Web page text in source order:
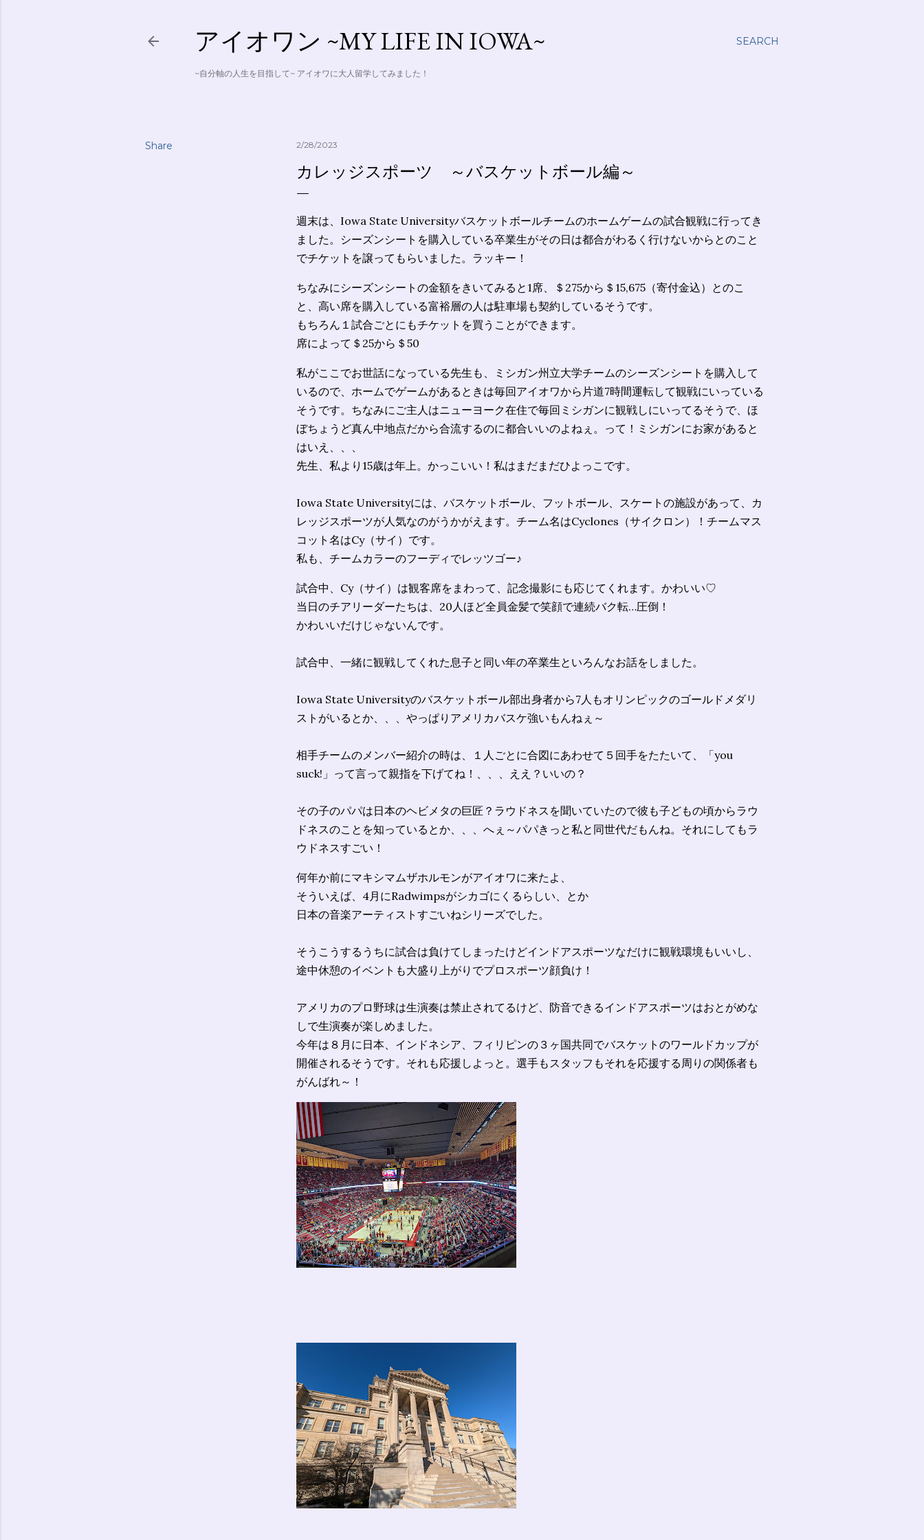
SEARCH
アイオワン ~MY LIFE IN IOWA~
~自分軸の人生を目指して~ アイオワに大人留学してみました！
Share 2/28/2023
カレッジスポーツ ～バスケットボール編～
週末は、Iowa State Universityバスケットボールチームのホームゲームの試合観戦に行ってき
ました。シーズンシートを購入している卒業生がその日は都合がわるく行けないからとのこと
でチケットを譲ってもらいました。ラッキー！
ちなみにシーズンシートの金額をきいてみると1席、＄275から＄15,675（寄付金込）とのこ
と、高い席を購入している富裕層の人は駐車場も契約しているそうです。
もちろん１試合ごとにもチケットを買うことができます。
席によって＄25から＄50
私がここでお世話になっている先生も、ミシガン州立大学チームのシーズンシートを購入して
いるので、ホームでゲームがあるときは毎回アイオワから片道7時間運転して観戦にいっている
そうです。ちなみにご主人はニューヨーク在住で毎回ミシガンに観戦しにいってるそうで、ほ
ぼちょうど真ん中地点だから合流するのに都合いいのよねぇ。って！ミシガンにお家があると
はいえ、、、
先生、私より15歳は年上。かっこいい！私はまだまだひよっこです。
Iowa State Universityには、バスケットボール、フットボール、スケートの施設があって、カ
レッジスポーツが人気なのがうかがえます。チーム名はCyclones（サイクロン）！チームマス
コット名はCy（サイ）です。
私も、チームカラーのフーディでレッツゴー♪
試合中、Cy（サイ）は観客席をまわって、記念撮影にも応じてくれます。かわいい♡
当日のチアリーダーたちは、20人ほど全員金髪で笑顔で連続バク転…圧倒！
かわいいだけじゃないんです。
試合中、一緒に観戦してくれた息子と同い年の卒業生といろんなお話をしました。
Iowa State Universityのバスケットボール部出身者から7人もオリンピックのゴールドメダリ
ストがいるとか、、、やっぱりアメリカバスケ強いもんねぇ～
相手チームのメンバー紹介の時は、１人ごとに合図にあわせて５回手をたたいて、「you
suck!」って言って親指を下げてね！、、、ええ？いいの？
その子のパパは日本のヘビメタの巨匠？ラウドネスを聞いていたので彼も子どもの頃からラウ
ドネスのことを知っているとか、、、へぇ～パパきっと私と同世代だもんね。それにしてもラ
ウドネスすごい！
何年か前にマキシマムザホルモンがアイオワに来たよ、
そういえば、4月にRadwimpsがシカゴにくるらしい、とか
日本の音楽アーティストすごいねシリーズでした。
そうこうするうちに試合は負けてしまったけどインドアスポーツなだけに観戦環境もいいし、
途中休憩のイベントも大盛り上がりでプロスポーツ顔負け！
アメリカのプロ野球は生演奏は禁止されてるけど、防音できるインドアスポーツはおとがめな
しで生演奏が楽しめました。
今年は８月に日本、インドネシア、フィリピンの３ヶ国共同でバスケットのワールドカップが
開催されるそうです。それも応援しよっと。選手もスタッフもそれを応援する周りの関係者も
がんばれ～！